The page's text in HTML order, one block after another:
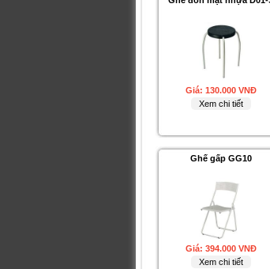
130.000 VNĐ
Ghế gấp GG10
Xem chi tiết
Ghế gấp GG09